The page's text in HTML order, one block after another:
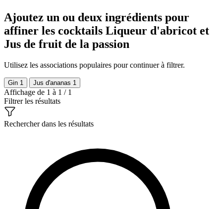
Ajoutez un ou deux ingrédients pour
affiner les cocktails Liqueur d'abricot et
Jus de fruit de la passion
Utilisez les associations populaires pour continuer à filtrer.
Gin 1 Jus d'ananas 1
Affichage de 1 à 1 / 1
Filtrer les résultats
Rechercher dans les résultats